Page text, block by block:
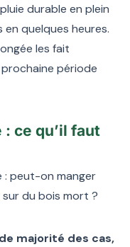
durable en plein
quelques heures.
les fait
période
ce qu’il faut
: peut-on manger
du bois mort ?
majorité des cas,